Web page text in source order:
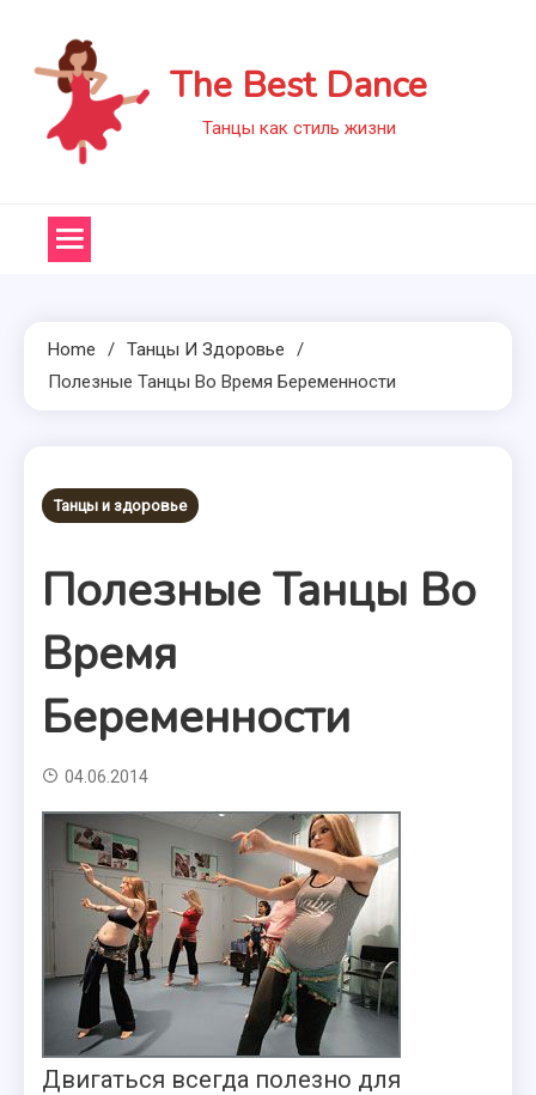
content
The Best Dance
Танцы как стиль жизни
Home
Танцы И Здоровье
Полезные Танцы Во Время Беременности
Танцы и здоровье
Полезные Танцы Во
Время
Беременности
04.06.2014
Двигаться всегда полезно для